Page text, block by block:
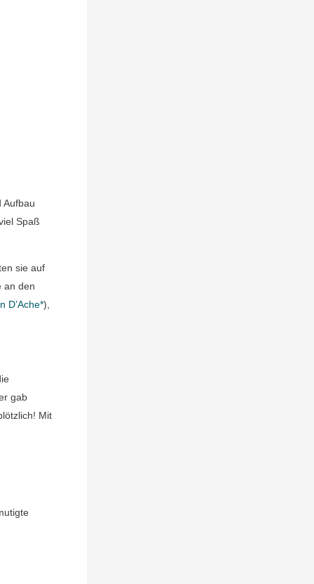
Aufbau
Spaß
sie auf
an den
D’Ache*),
gab
Mit